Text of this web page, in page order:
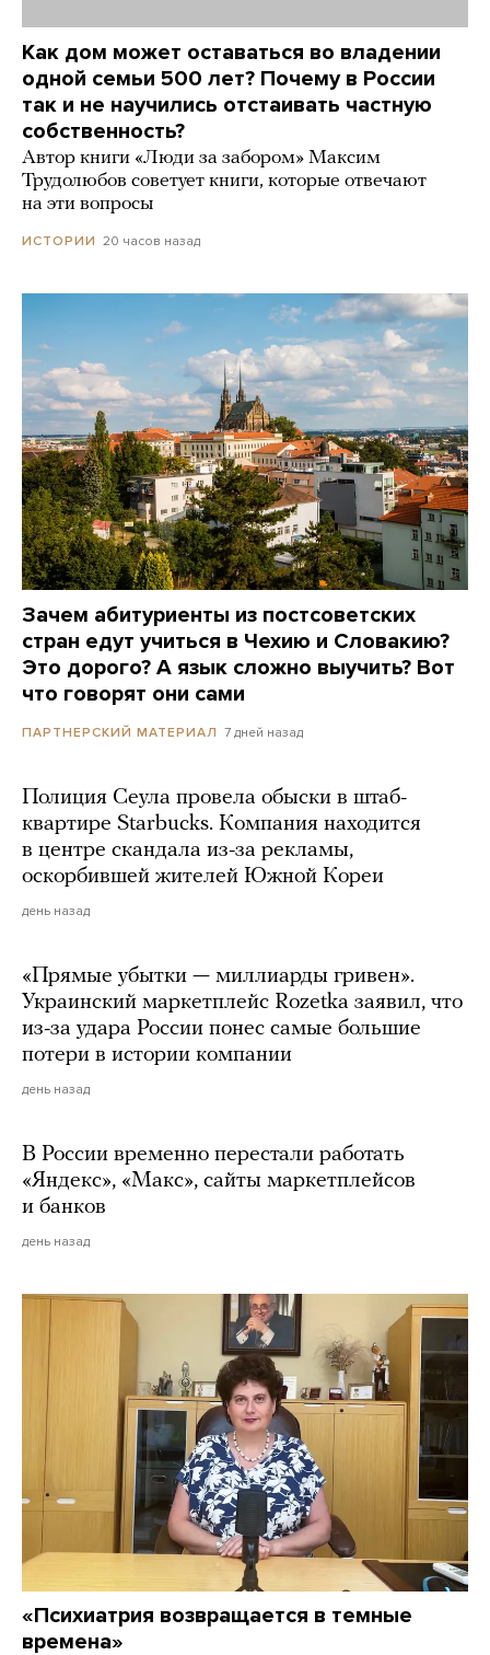
Как дом может оставаться во владении
одной семьи 500 лет? Почему в России
так и не научились отстаивать частную
собственность?
Автор книги «Люди за забором» Максим
Трудолюбов советует книги, которые отвечают
на эти вопросы
ИСТОРИИ 20 часов назад
Зачем абитуриенты из постсоветских
стран едут учиться в Чехию и Словакию?
Это дорого? А язык сложно выучить? Вот
что говорят они сами
ПАРТНЕРСКИЙ МАТЕРИАЛ 7 дней назад
Полиция Сеула провела обыски в штаб-
квартире Starbucks. Компания находится
в центре скандала из-за рекламы,
оскорбившей жителей Южной Кореи
день назад
«Прямые убытки — миллиарды гривен».
Украинский маркетплейс Rozetka заявил, что
из-за удара России понес самые большие
потери в истории компании
день назад
В России временно перестали работать
«Яндекс», «Макс», сайты маркетплейсов
и банков
день назад
«Психиатрия возвращается в темные
времена»